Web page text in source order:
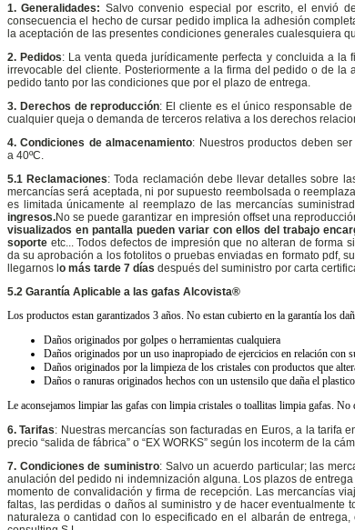
1. Generalidades: Salvo convenio especial por escrito, el envió
consecuencia el hecho de cursar pedido implica la adhesión
la aceptación de las presentes condiciones generales cualesquiera
2. Pedidos: La venta queda jurídicamente perfecta y concluida a
irrevocable del cliente. Posteriormente a la firma del pedido o de
pedido tanto por las condiciones que por el plazo de entrega.
3. Derechos de reproducción: El cliente es el único responsable
cualquier queja o demanda de terceros relativa a los derechos
4. Condiciones de almacenamiento: Nuestros productos deben
a 40ºC.
5.1 Reclamaciones: Toda reclamación debe llevar detalles sobre
mercancías será aceptada, ni por supuesto reembolsada o
es limitada únicamente al reemplazo de las mercancías
ingresos.No se puede garantizar en impresión offset una
visualizados en pantalla pueden variar con ellos del trabajo
soporte etc... Todos defectos de impresión que no alteran de
da su aprobación a los fotolitos o pruebas enviadas en formato pdf,
llegarnos lo más tarde 7 días después del suministro por carta
5.2 Garantía Aplicable a las gafas Alcovista®
Los productos estan garantizados 3 años. No estan cubierto en la garantía los
Daños originados por golpes o herramientas cualquiera
Daños originados por un uso inapropiado de ejercicios en relación con
Daños originados por la limpieza de los cristales con productos que
Daños o ranuras originados hechos con un ustensilo que daña el
Le aconsejamos limpiar las gafas con limpia cristales o toallitas limpia gafas.
6. Tarifas: Nuestras mercancías son facturadas en Euros, a la tarifa
precio “salida de fábrica” o “EX WORKS” según los incoterm de la
7. Condiciones de suministro: Salvo un acuerdo particular; las
anulación del pedido ni indemnización alguna. Los plazos de
momento de convalidación y firma de recepción. Las mercancías
faltas, las perdidas o daños al suministro y de hacer eventualmente
naturaleza o cantidad con lo especificado en el albarán de